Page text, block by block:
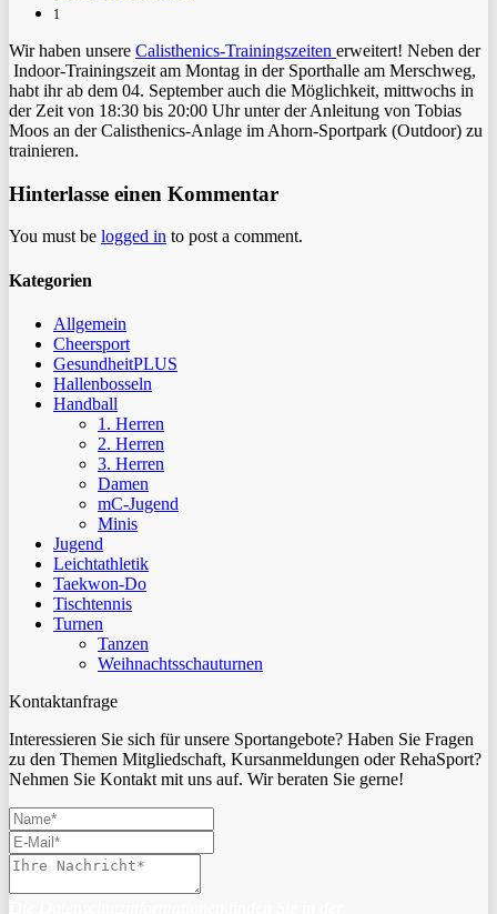
1
Wir haben unsere Calisthenics-Trainingszeiten erweitert! Neben der
Indoor-Trainingszeit am Montag in der Sporthalle am Merschweg,
habt ihr ab dem 04. September auch die Möglichkeit, mittwochs in
der Zeit von 18:30 bis 20:00 Uhr unter der Anleitung von Tobias
Moos an der Calisthenics-Anlage im Ahorn-Sportpark (Outdoor) zu
trainieren.
Hinterlasse einen Kommentar
You must be logged in to post a comment.
Kategorien
Allgemein
Cheersport
GesundheitPLUS
Hallenbosseln
Handball
1. Herren
2. Herren
3. Herren
Damen
mC-Jugend
Minis
Jugend
Leichtathletik
Taekwon-Do
Tischtennis
Turnen
Tanzen
Weihnachtsschauturnen
Kontaktanfrage
Interessieren Sie sich für unsere Sportangebote? Haben Sie Fragen
zu den Themen Mitgliedschaft, Kursanmeldungen oder RehaSport?
Nehmen Sie Kontakt mit uns auf. Wir beraten Sie gerne!